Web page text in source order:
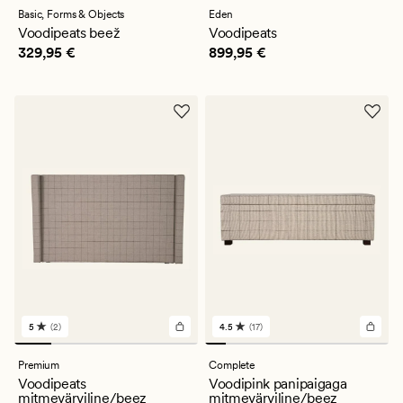
keskmise
hinnanguga
4.5
Basic, Forms & Objects
Voodipeats beež
Pris_ee 329,95 €
329,95 €
keskmise
hinnanguga
5
Eden
Voodipeats
Pris_ee 899,95 €
899,95 €
2
arvustust
keskmise
hinnanguga
5
5 (2)
Premium
Voodipeats
mitmevärviline/beez
17
arvustust
keskmise
hinnanguga
4.5
4.5 (17)
Complete
Voodipink panipaigaga
mitmevärviline/beez